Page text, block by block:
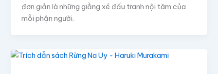
đơn giản là những giằng xé đấu tranh nội tâm của
mỗi phận người.